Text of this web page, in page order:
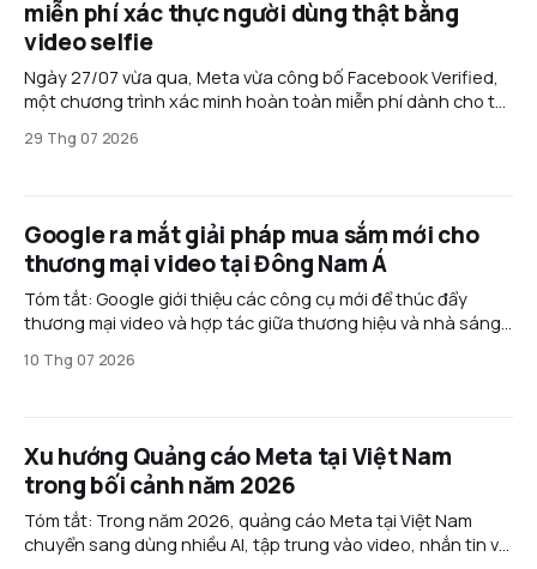
miễn phí xác thực người dùng thật bằng
video selfie
Ngày 27/07 vừa qua, Meta vừa công bố Facebook Verified,
một chương trình xác minh hoàn toàn miễn phí dành cho tài
thuê bao như Meta Verified, tính năng mới sử dụng video
29 Thg 07 2026
Google ra mắt giải pháp mua sắm mới cho
thương mại video tại Đông Nam Á
Tóm tắt: Google giới thiệu các công cụ mới để thúc đẩy
thương mại video và hợp tác giữa thương hiệu và nhà sáng
Suite và Creator Partnerships Boost giúp chuyển đổi người
10 Thg 07 2026
Xu hướng Quảng cáo Meta tại Việt Nam
trong bối cảnh năm 2026
Tóm tắt: Trong năm 2026, quảng cáo Meta tại Việt Nam
chuyển sang dùng nhiều AI, tập trung vào video, nhắn tin và